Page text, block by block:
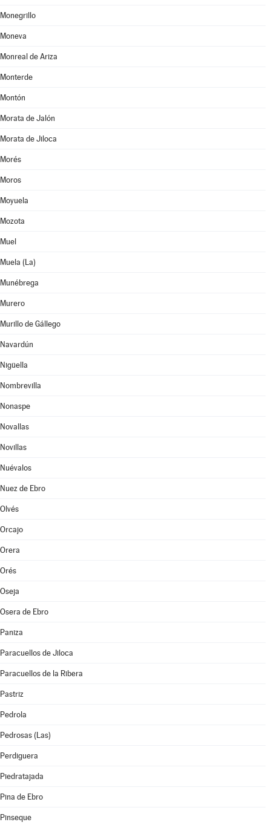
Monegrillo
Moneva
Monreal de Ariza
Monterde
Montón
Morata de Jalón
Morata de Jiloca
Morés
Moros
Moyuela
Mozota
Muel
Muela (La)
Munébrega
Murero
Murillo de Gállego
Navardún
Nigüella
Nombrevilla
Nonaspe
Novallas
Novillas
Nuévalos
Nuez de Ebro
Olvés
Orcajo
Orera
Orés
Oseja
Osera de Ebro
Paniza
Paracuellos de Jiloca
Paracuellos de la Ribera
Pastriz
Pedrola
Pedrosas (Las)
Perdiguera
Piedratajada
Pina de Ebro
Pinseque